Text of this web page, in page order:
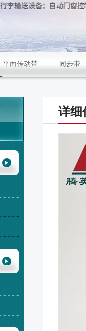
平面传动带 同步带
详细